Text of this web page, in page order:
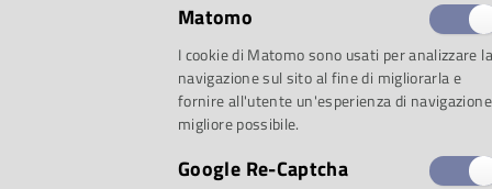
I volumi proposti
telefonicamente
negli orari di
Matomo
I cookie di Matomo sono usati per analizzare la
navigazione sul sito al fine di migliorarla e
fornire all'utente un'esperienza di navigazione
migliore possibile.
Google Re-Captcha